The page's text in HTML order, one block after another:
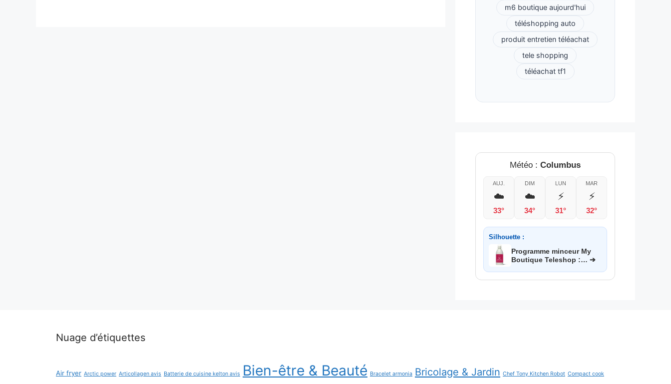
m6 boutique aujourd'hui
téléshopping auto
produit entretien téléachat
tele shopping
téléachat tf1
Météo : Columbus
AUJ.
☁️
33°
DIM
☁️
34°
LUN
⚡
31°
MAR
⚡
32°
Silhouette :
Programme minceur My
Boutique Teleshop :… ➔
Nuage d’étiquettes
Air fryer Arctic power Articollagen avis Batterie de cuisine kelton avis Bien-être & Beauté Bracelet armonia Bricolage & Jardin Chef Tony Kitchen Robot Compact cook